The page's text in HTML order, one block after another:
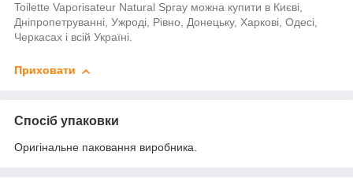
Toilette Vaporisateur Natural Spray можна купити в Києві,
Дніпропетруванні, Ужроді, Рівно, Донецьку, Харкові, Одесі,
Черкасах і всій Україні.
Приховати
Спосіб упаковки
Оригінальне паковання виробника.